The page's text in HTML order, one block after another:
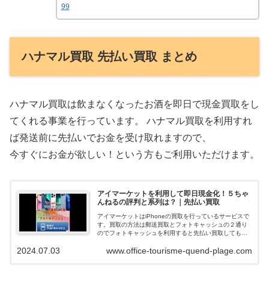
99
ハナマル買取 先払い買取 まとめ
ハナマル買取は飲まなくなったお酒を即日で現金買取をし
てくれる事業を行っています。 ハナマル買取を利用すれ
ば発送前に先払いでお金を受け取れますので、
今すぐにお金が欲しい！という方もご利用いただけます。
アイマーケットを利用して即日現金化！５ちゃ
んねるの評判と系列は？｜先払い買取
アイマーケットはiPhoneの買取を行っているサービスで
す。買取の方法は郵送買取とフォトキャッシュの２通り
のでフォトキャッシュを利用すると先払い買取してもら
ると、在籍確認も無く申込みの審査落...
www.office-tourisme-quend-plage.com
2024.07.03